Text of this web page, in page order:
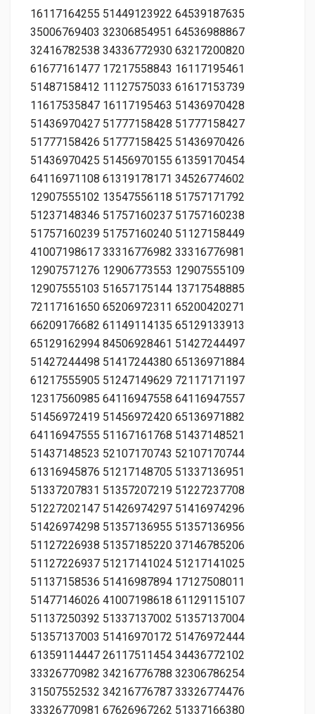
16117164255 51449123922 64539187635
35006769403 32306854951 64536988867
32416782538 34336772930 63217200820
61677161477 17217558843 16117195461
51487158412 11127575033 61617153739
11617535847 16117195463 51436970428
51436970427 51777158428 51777158427
51777158426 51777158425 51436970426
51436970425 51456970155 61359170454
64116971108 61319178171 34526774602
12907555102 13547556118 51757171792
51237148346 51757160237 51757160238
51757160239 51757160240 51127158449
41007198617 33316776982 33316776981
12907571276 12906773553 12907555109
12907555103 51657175144 13717548885
72117161650 65206972311 65200420271
66209176682 61149114135 65129133913
65129162994 84506928461 51427244497
51427244498 51417244380 65136971884
61217555905 51247149629 72117171197
12317560985 64116947558 64116947557
51456972419 51456972420 65136971882
64116947555 51167161768 51437148521
51437148523 52107170743 52107170744
61316945876 51217148705 51337136951
51337207831 51357207219 51227237708
51227202147 51426974297 51416974296
51426974298 51357136955 51357136956
51127226938 51357185220 37146785206
51127226937 51217141024 51217141025
51137158536 51416987894 17127508011
51477146026 41007198618 61129115107
51137250392 51337137002 51357137004
51357137003 51416970172 51476972444
61359114447 26117511454 34436772102
33326770982 34216776788 32306786254
31507552532 34216776787 33326774476
33326770981 67626967262 51337166380